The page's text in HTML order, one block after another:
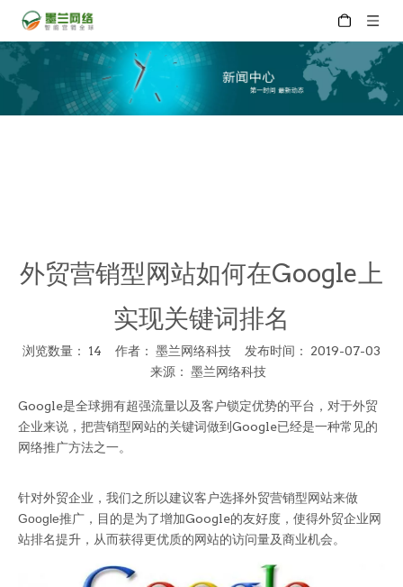
外贸营销型网站如何在Google上
实现关键词排名
浏览数量： 14 作者： 墨兰网络科技 发布时间： 2019-07-03
来源： 墨兰网络科技
["wechat","weibo","qzone","douban","email"]
Google是全球拥有超强流量以及客户锁定优势的平台，对于外贸
企业来说，把营销型网站的关键词做到Google已经是一种常见的
网络推广方法之一。
针对外贸企业，我们之所以建议客户选择外贸营销型网站来做
Google推广 ，目的是为了增加Google的友好度，使得外贸企业网
站排名提升，从而获得更优质的网站的访问量及商业机会。